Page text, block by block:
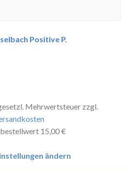
Positive P.
Mehrwertsteuer zzgl.
15,00 €
ändern